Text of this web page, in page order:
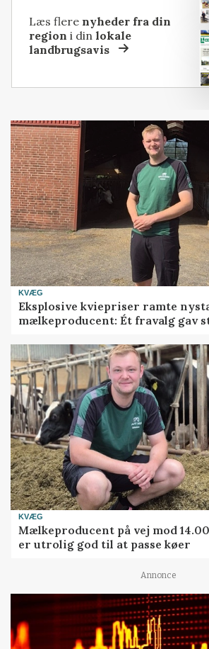
Læs flere nyheder fra din
region i dinlokale
landbrugsavis
KVÆG
Eksplosive kviepriser ramte
mælkeproducent: Ét fravalg gav
KVÆG
Mælkeproducent på vej mod
er utrolig god til at passe køer
Annonce